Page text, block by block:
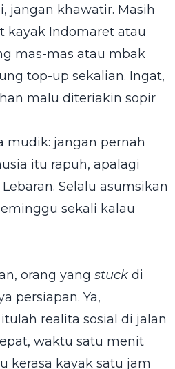
jangan khawatir. Masih
kayak Indomaret atau
mas-mas atau mbak
top-up sekalian. Ingat,
malu diteriakin sopir
mudik: jangan pernah
itu rapuh, apalagi
Selalu asumsikan
sekali kalau
orang yang stuck di
persiapan. Ya,
realita sosial di jalan
waktu satu menit
kerasa kayak satu jam